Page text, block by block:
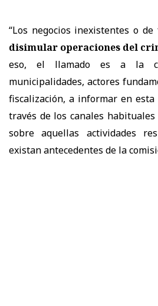
“Los negocios inexistentes o
disimular operaciones del
eso, el llamado es a la
municipalidades, actores
fiscalización, a informar en
través de los canales
sobre aquellas actividades
existan antecedentes de la